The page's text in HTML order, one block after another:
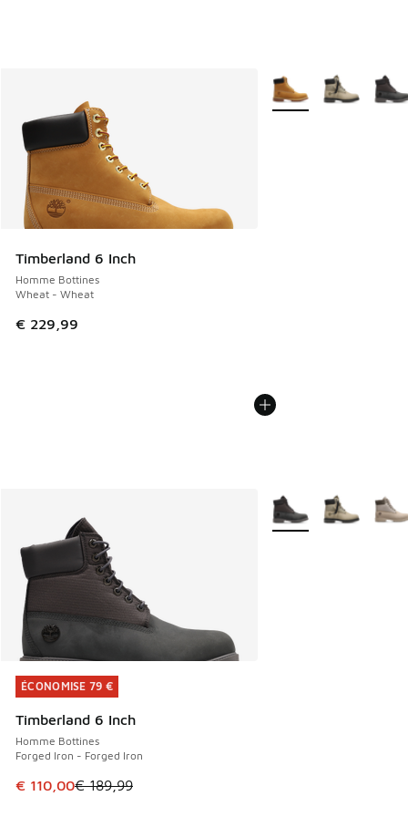
Timberland 6 Inch
Homme Bottines
Wheat - Wheat
€ 229,99
Plus de couleurs
ÉCONOMISE 79 €
Timberland 6 Inch
Homme Bottines
Forged Iron - Forged Iron
Cet article est en promotion. Prix en baisse de € 189,99 à
€ 110,00€ 189,99
ÉCONOMISE 79 €
Plus de couleurs